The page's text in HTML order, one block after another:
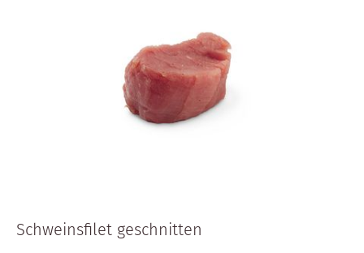
Schweinsfilet geschnitten